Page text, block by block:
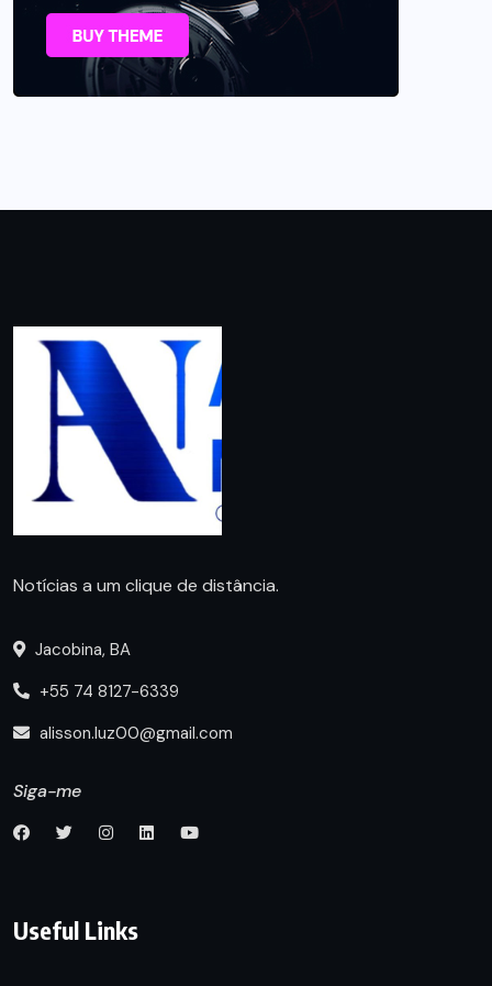
Notícias a um clique de distância.
Jacobina, BA
+55 74 8127-6339
alisson.luz00@gmail.com
Siga-me
Useful Links